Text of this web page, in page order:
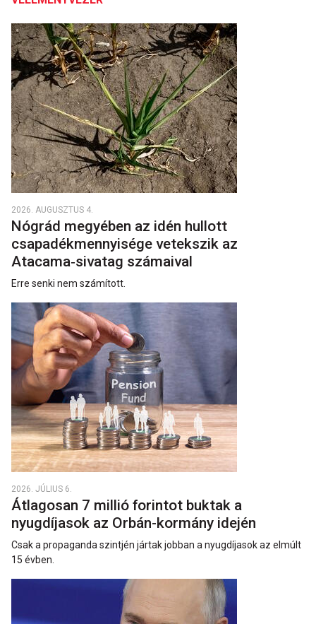
2026. AUGUSZTUS 4.
Nógrád megyében az idén hullott
csapadékmennyisége vetekszik az
Atacama‑sivatag számaival
Erre senki nem számított.
2026. JÚLIUS 6.
Átlagosan 7 millió forintot buktak a
nyugdíjasok az Orbán-kormány idején
Csak a propaganda szintjén jártak jobban a nyugdíjasok az elmúlt
15 évben.